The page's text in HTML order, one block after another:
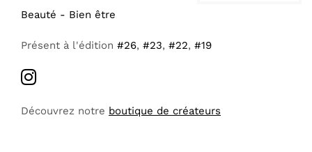
Beauté - Bien être
Présent à l'édition #26, #23, #22, #19
Découvrez notre boutique de créateurs